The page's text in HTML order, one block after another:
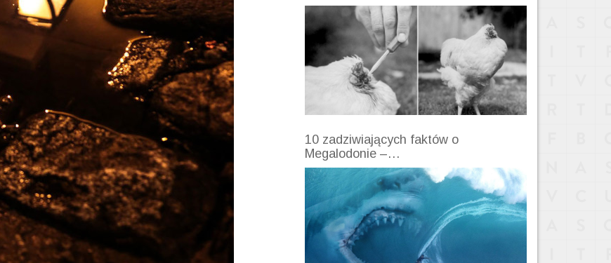
10 zadziwiających faktów o
Megalodonie –…